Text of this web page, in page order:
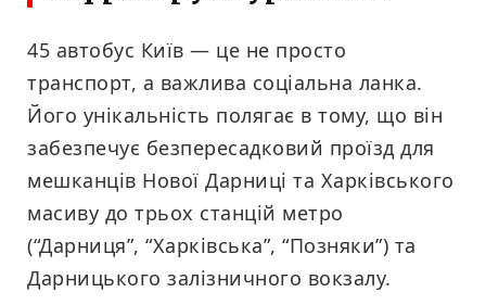
45 автобус Київ — це не просто
транспорт, а важлива соціальна ланка.
Його унікальність полягає в тому, що він
забезпечує безпересадковий проїзд для
мешканців Нової Дарниці та Харківського
масиву до трьох станцій метро
(“Дарниця”, “Харківська”, “Позняки”) та
Дарницького залізничного вокзалу.